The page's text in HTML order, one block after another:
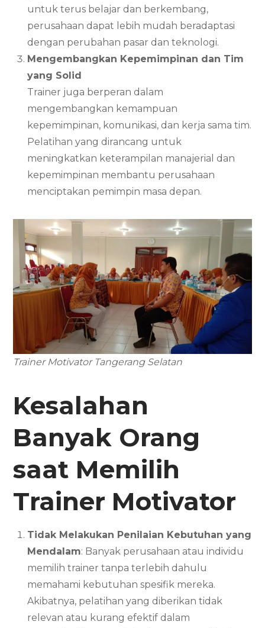
untuk terus belajar dan berkembang,
perusahaan dapat lebih mudah beradaptasi
dengan perubahan pasar dan teknologi.
Mengembangkan Kepemimpinan dan Tim
yang Solid
Trainer juga berperan dalam
mengembangkan kemampuan
kepemimpinan, komunikasi, dan kerja sama tim.
Pelatihan yang dirancang untuk
meningkatkan keterampilan manajerial dan
kepemimpinan membantu perusahaan
menciptakan pemimpin masa depan.
Trainer Motivator Tangerang Selatan
Kesalahan
Banyak Orang
saat Memilih
Trainer Motivator
Tidak Melakukan Penilaian Kebutuhan yang
Mendalam: Banyak perusahaan atau individu
memilih trainer tanpa terlebih dahulu
memahami kebutuhan spesifik mereka.
Akibatnya, pelatihan yang diberikan tidak
relevan atau kurang efektif dalam